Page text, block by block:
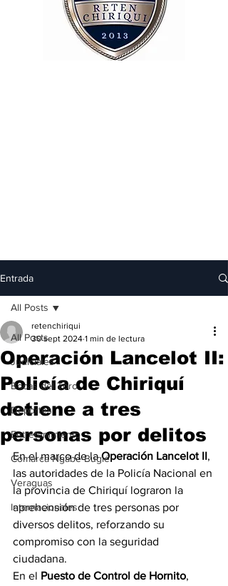
Entrada
All Posts
Judiciales
Bocas del Toro
Deportes
Entretenimiento
Comarca Ngäbe-Buglé
Veraguas
Internacionales
All Posts
Operación Lancelot II:
Policía de Chiriquí
detiene a tres
personas por delitos
retenchiriqui
30 sept 2024 1 min de lectura
En el marco de la Operación Lancelot II,
las autoridades de la Policía Nacional en
la provincia de Chiriquí lograron la
aprehensión de tres personas por
diversos delitos, reforzando su
compromiso con la seguridad
ciudadana.
En el Puesto de Control de Hornito,